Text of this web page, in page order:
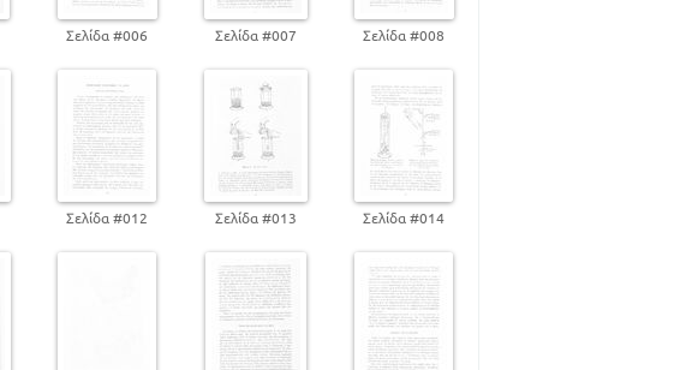
Σελίδα #006 Σελίδα #007 Σελίδα #008
Σελίδα #012 Σελίδα #013 Σελίδα #014